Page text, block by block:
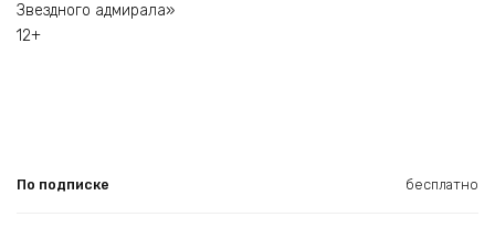
Звездного адмирала»
12+
По подписке бесплатно